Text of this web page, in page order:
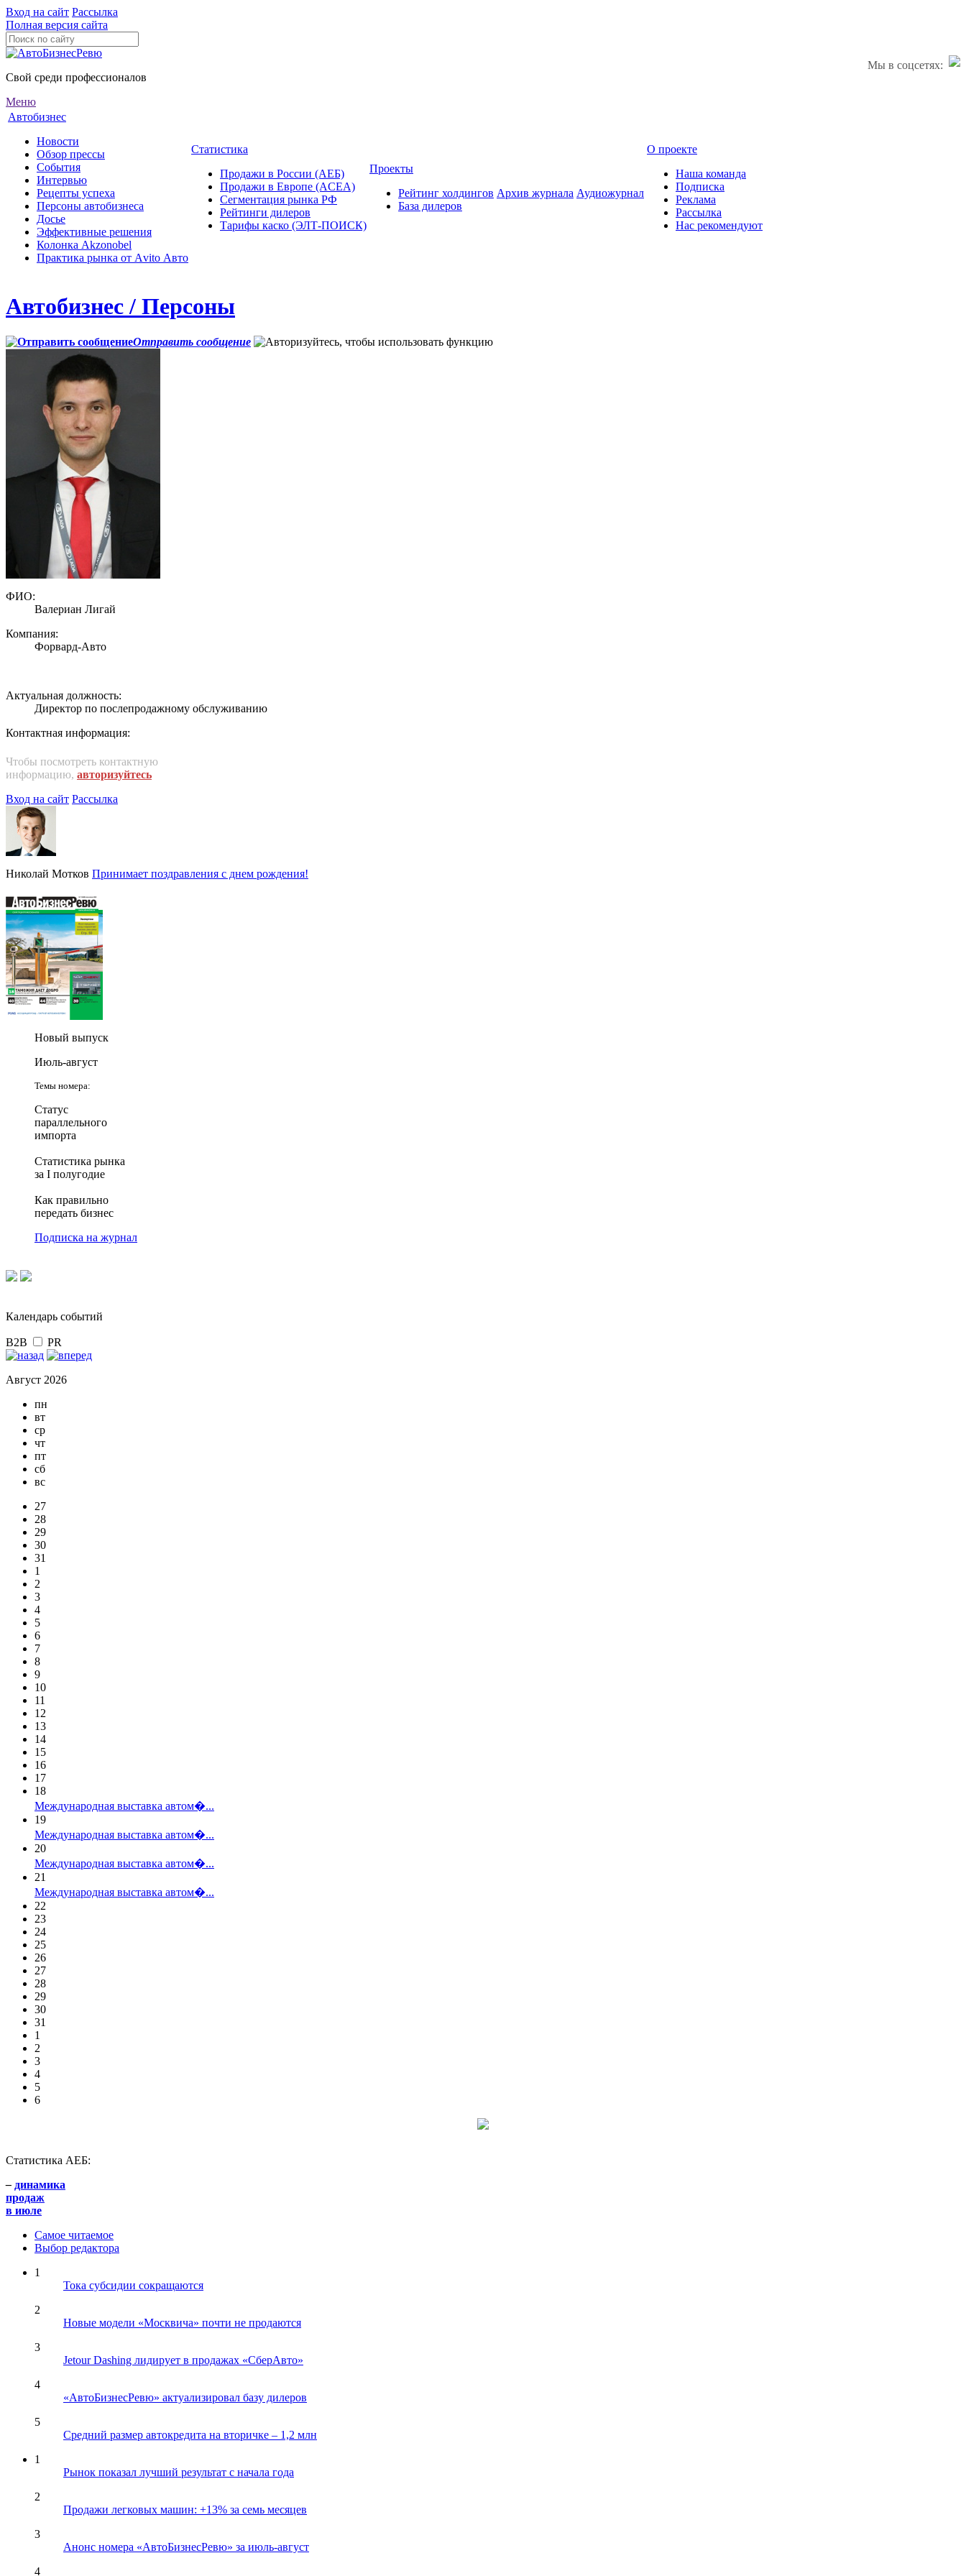
Вход на сайт Рассылка
Полная версия сайта
Мы в соцсетях:
Свой среди профессионалов
Меню
Автобизнес
Новости
Обзор прессы
События
Интервью
Рецепты успеха
Персоны автобизнеса
Досье
Эффективные решения
Колонка Akzonobel
Практика рынка от Аvito Авто
Статистика
Продажи в России (АЕБ)
Продажи в Европе (ACEA)
Сегментация рынка РФ
Рейтинги дилеров
Тарифы каско (ЭЛТ-ПОИСК)
Проекты
Рейтинг холдингов
База дилеров
Архив журнала Аудиожурнал
О проекте
Наша команда
Подписка
Реклама
Рассылка
Нас рекомендуют
Автобизнес / Персоны
Отправить сообщение
ФИО:
Валериан Лигай
Компания:
Форвард-Авто
Актуальная должность:
Директор по послепродажному обслуживанию
Контактная информация:
Чтобы посмотреть контактную
информацию, авторизуйтесь
Вход на сайт Рассылка
Николай Мотков Принимает поздравления с днем рождения!
Новый выпуск
Июль-август
Темы номера:
Статус
параллельного
импорта
Статистика рынка
за I полугодие
Как правильно
передать бизнес
Подписка на журнал
Календарь событий
B2B PR
Август 2026
пн
вт
ср
чт
пт
сб
вс
27
28
29
30
31
1
2
3
4
5
6
7
8
9
10
11
12
13
14
15
16
17
18
Международная выставка автом�...
19
Международная выставка автом�...
20
Международная выставка автом�...
21
Международная выставка автом�...
22
23
24
25
26
27
28
29
30
31
1
2
3
4
5
6
Статистика АЕБ:
– динамика
продаж
в июле
Самое читаемое
Выбор редактора
1
Тока субсидии сокращаются
2
Новые модели «Москвича» почти не продаются
3
Jetour Dashing лидирует в продажах «СберАвто»
4
«АвтоБизнесРевю» актуализировал базу дилеров
5
Средний размер автокредита на вторичке – 1,2 млн
1
Рынок показал лучший результат с начала года
2
Продажи легковых машин: +13% за семь месяцев
3
Анонс номера «АвтоБизнесРевю» за июль-август
4